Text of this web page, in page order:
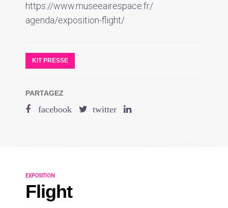
https://www.museeairespace.fr/
agenda/exposition-flight/
KIT PRESSE
PARTAGEZ
EXPOSITION
Flight